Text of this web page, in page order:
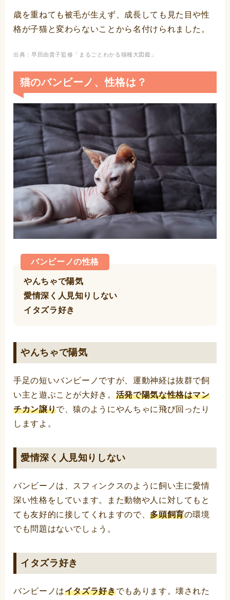
歳を重ねても被毛が生えず、成長しても見た目や性
格が子猫と変わらないことから名付けられました。
出典：早田由貴子監修「まるごとわかる猫種大図鑑」
猫のバンビーノ、性格は？
バンビーノの性格
やんちゃで陽気
愛情深く人見知りしない
イタズラ好き
やんちゃで陽気
手足の短いバンビーノですが、運動神経は抜群で飼
い主と遊ぶことが大好き。 活発で陽気な性格はマン
チカン譲りで、猿のようにやんちゃに飛び回ったり
しますよ。
愛情深く人見知りしない
バンビーノは、スフィンクスのように飼い主に愛情
深い性格をしています。また動物や人に対してもと
ても友好的に接してくれますので、多頭飼育の環境
でも問題はないでしょう。
イタズラ好き
バンビーノはイタズラ好きでもあります。壊された